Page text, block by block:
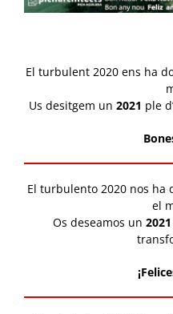
El turbulent 2020 ens ha
Us desitgem un 2021 ple
El turbulento 2020 nos ha
el
Os deseamos un 2021